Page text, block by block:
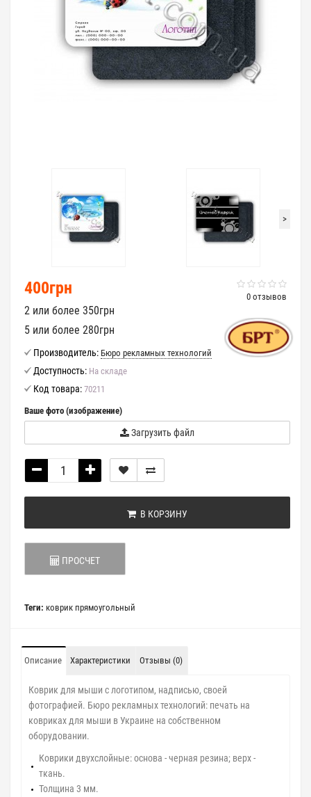
>
0 отзывов
400грн
2 или более 350грн
5 или более 280грн
Производитель: Бюро рекламных технологий
Доступность: На складе
Код товара: 70211
Ваше фото (изображение)
Загрузить файл
В КОРЗИНУ
ПРОСЧЕТ
Теги: коврик прямоугольный
Описание Характеристики Отзывы (0)
Коврик для мыши с логотипом, надписью, своей
фотографией. Бюро рекламных технологий: печать на
ковриках для мыши в Украине на собственном
оборудовании.
Коврики двухслойные: основа - черная резина; верх -
ткань.
Толщина 3 мм.